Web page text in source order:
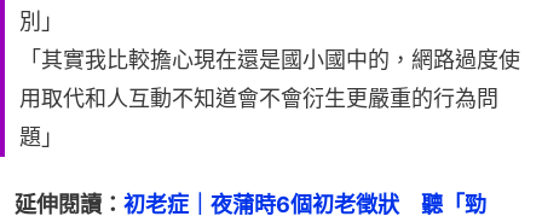
別」
「其實我比較擔心現在還是國小國中的，網路過度使
用取代和人互動不知道會不會衍生更嚴重的行為問
題」
延伸閱讀： 初老症｜夜蒲時6個初老徵狀　聽「勁